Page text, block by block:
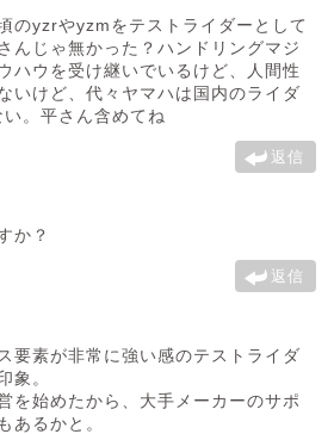
のyzrやyzmをテストライダーとして
んじゃ無かった？ハンドリングマジ
ハウを受け継いでいるけど、人間性
いけど、代々ヤマハは国内のライダ
。平さん含めてね
返信
か？
返信
要素が非常に強い感のテストライダ
象。
を始めたから、大手メーカーのサポ
あるかと。